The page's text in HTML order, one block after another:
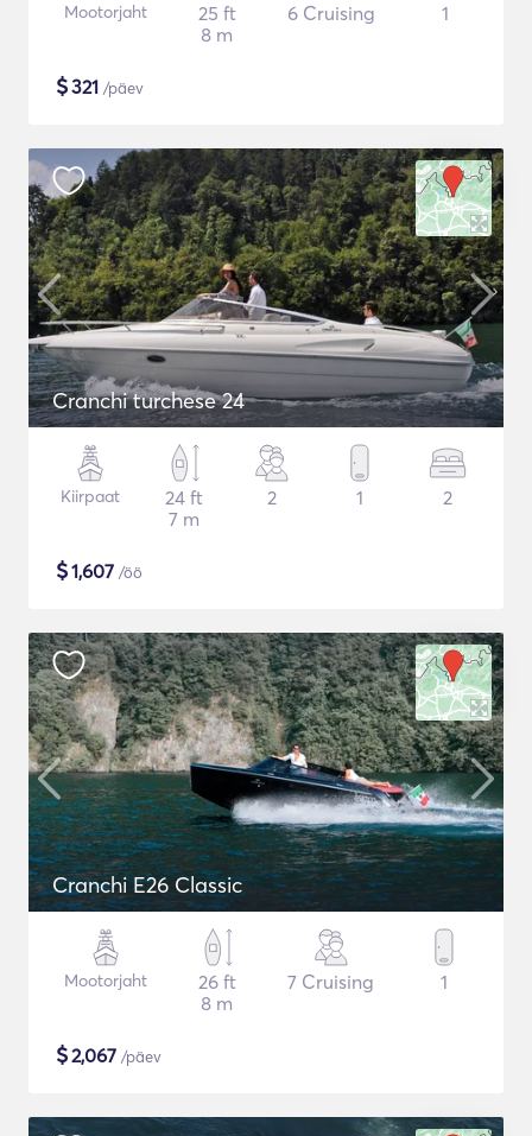
Mootorjaht
25 ft
8 m
6 Cruising 1
$321 /päev
Cranchi turchese 24
Kiirpaat
24 ft
7 m
2 1 2
$1,607 /öö
Cranchi E26 Classic
Mootorjaht
26 ft
8 m
7 Cruising 1
$2,067 /päev